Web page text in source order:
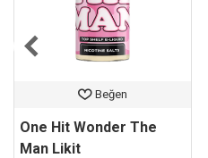
Coil (bobin) dostu
tortu ve kararma yapmayan
sipariş etmek için web
ohm cihazınızda salt nikotin
lezzetiyle deneyimleyebilirsiniz.
Beğen
One Hit Wonder The
Man Likit